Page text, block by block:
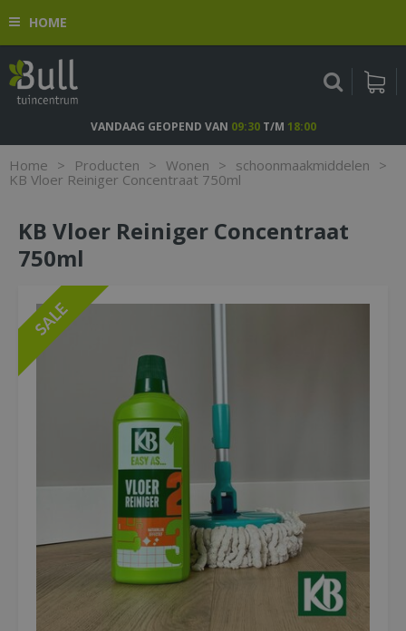
n
o
HOME
Home > Producten > Wonen > schoonmaakmiddelen >
KB Vloer Reiniger Concentraat 750ml
VANDAAG GEOPEND VAN 09:30T/M 18:00
KB Vloer Reiniger Concentraat
750ml